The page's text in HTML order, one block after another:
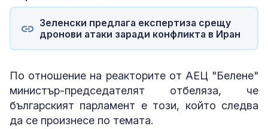
Зеленски предлага експертиза срещу
дронови атаки заради конфликта в Иран
По отношение на реакторите от АЕЦ "Белене"
министър-председателят отбеляза, че
българският парламент е този, който следва
да се произнесе по темата.